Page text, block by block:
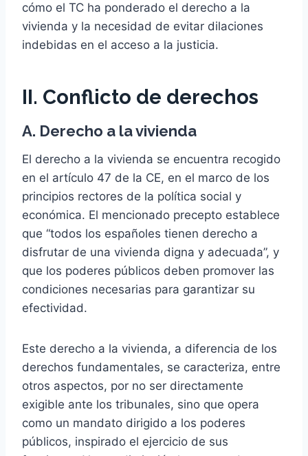
cómo el TC ha ponderado el derecho a la
vivienda y la necesidad de evitar dilaciones
indebidas en el acceso a la justicia.
II. Conflicto de derechos
A. Derecho a la vivienda
El derecho a la vivienda se encuentra recogido
en el artículo 47 de la CE, en el marco de los
principios rectores de la política social y
económica. El mencionado precepto establece
que “todos los españoles tienen derecho a
disfrutar de una vivienda digna y adecuada”, y
que los poderes públicos deben promover las
condiciones necesarias para garantizar su
efectividad.
Este derecho a la vivienda, a diferencia de los
derechos fundamentales, se caracteriza, entre
otros aspectos, por no ser directamente
exigible ante los tribunales, sino que opera
como un mandato dirigido a los poderes
públicos, inspirado el ejercicio de sus